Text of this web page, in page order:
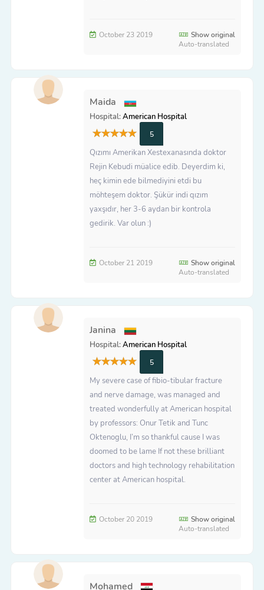
October 23 2019
Show original
Auto-translated
Maida
Hospital:American Hospital
5
Qızımı Amerikan Xestexanasında doktor
Rejin Kebudi müalice edib. Deyerdim ki,
heç kimin ede bilmediyini etdi bu
möhteşem doktor. Şükür indi qızım
yaxşıdır, her 3-6 aydan bir kontrola
gedirik. Var olun :)
October 21 2019
Show original
Auto-translated
Janina
Hospital:American Hospital
5
My severe case of fibio-tibular fracture
and nerve damage, was managed and
treated wonderfully at American hospital
by professors: Onur Tetik and Tunc
Oktenoglu, I’m so thankful cause I was
doomed to be lame If not these brilliant
doctors and high technology rehabilitation
center at American hospital.
October 20 2019
Show original
Auto-translated
Mohamed